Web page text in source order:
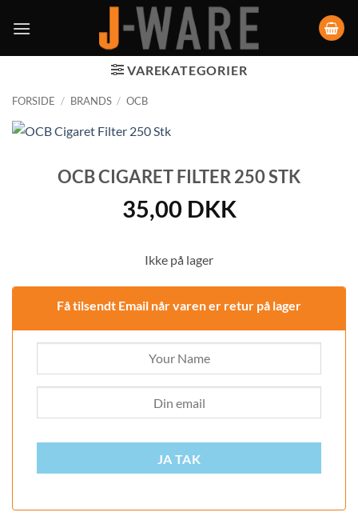
VAREKATEGORIER
FORSIDE / BRANDS / OCB
OCB CIGARET FILTER 250 STK
35,00 DKK
Ikke på lager
Få tilsendt Email når varen er retur på lager
JA TAK